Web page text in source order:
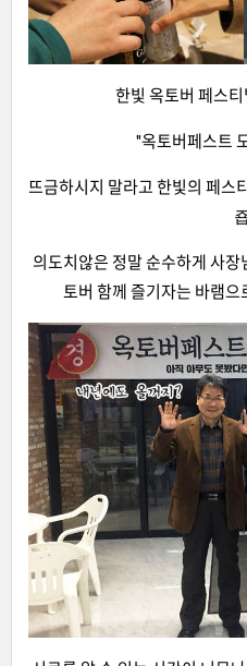
한빛 옥토버 페스
"옥토버페스트
뜨금하시지 말라고 한빛의 페스
의도치않은 정말 순수하게 사
토버 함께 즐기자는 바램